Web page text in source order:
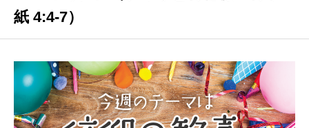
紙 4:4-7）